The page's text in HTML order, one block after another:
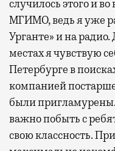
случилось этого и
МГИМО, ведь я уже
Урганте» и на
местах я чувствую
Петербурге в
компанией
были
важно побыть с
свою классность.